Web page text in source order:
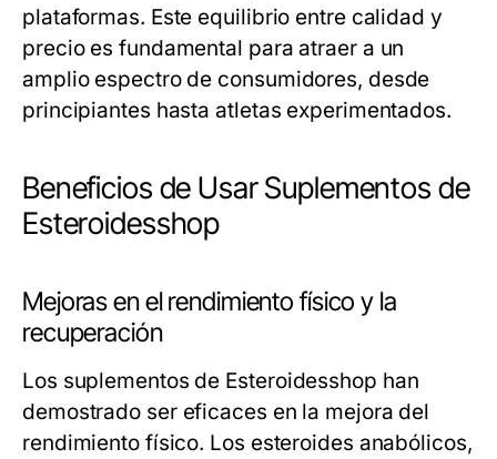
plataformas. Este equilibrio entre calidad y
precio es fundamental para atraer a un
amplio espectro de consumidores, desde
principiantes hasta atletas experimentados.
Beneficios de Usar Suplementos de
Esteroidesshop
Mejoras en el rendimiento físico y la
recuperación
Los suplementos de Esteroidesshop han
demostrado ser eficaces en la mejora del
rendimiento físico. Los esteroides anabólicos,